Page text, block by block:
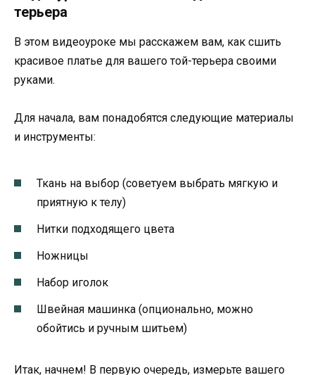
терьера
В этом видеоуроке мы расскажем вам, как сшить
красивое платье для вашего той-терьера своими
руками.
Для начала, вам понадобятся следующие материалы
и инструменты:
Ткань на выбор (советуем выбрать мягкую и
приятную к телу)
Нитки подходящего цвета
Ножницы
Набор иголок
Швейная машинка (опционально, можно
обойтись и ручным шитьем)
Итак, начнем! В первую очередь, измерьте вашего